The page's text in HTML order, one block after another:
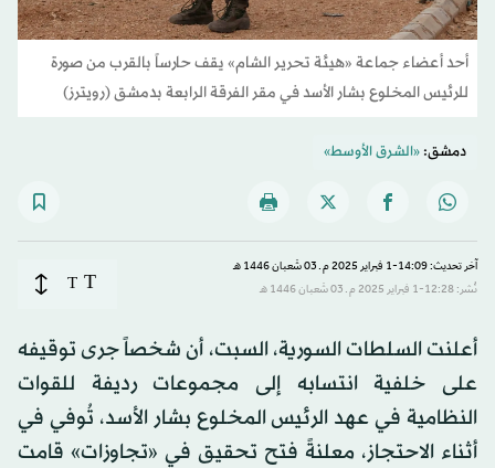
أحد أعضاء جماعة «هيئة تحرير الشام» يقف حارساً بالقرب من صورة
للرئيس المخلوع بشار الأسد في مقر الفرقة الرابعة بدمشق (رويترز)
دمشق:«الشرق الأوسط»
آخر تحديث: 14:09-1 فبراير 2025 م ـ 03 شَعبان 1446 هـ
نُشر: 12:28-1 فبراير 2025 م ـ 03 شَعبان 1446 هـ
T
T
أعلنت السلطات السورية، السبت، أن شخصاً جرى توقيفه
على خلفية انتسابه إلى مجموعات رديفة للقوات
النظامية في عهد الرئيس المخلوع بشار الأسد، تُوفي في
أثناء الاحتجاز، معلنةً فتح تحقيق في «تجاوزات» قامت